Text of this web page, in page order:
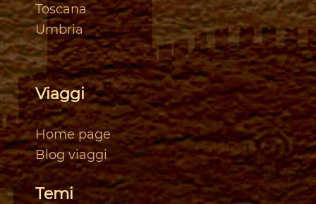
Toscana
Umbria
Viaggi
Home page
Blog viaggi
Temi